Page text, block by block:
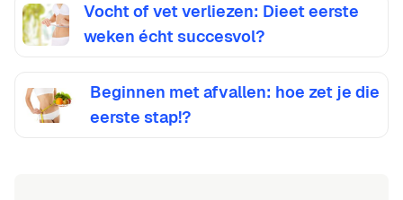
Vocht of vet verliezen: Dieet eerste
weken écht succesvol?
Beginnen met afvallen: hoe zet je die
eerste stap!?